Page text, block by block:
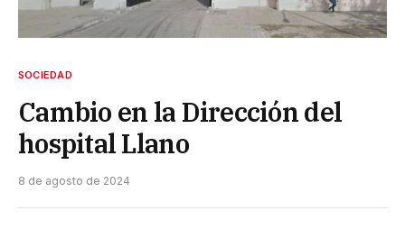
SOCIEDAD
Cambio en la Dirección del
hospital Llano
8 de agosto de 2024